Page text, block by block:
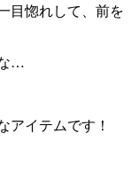
目惚れして、前を
…
アイテムです！